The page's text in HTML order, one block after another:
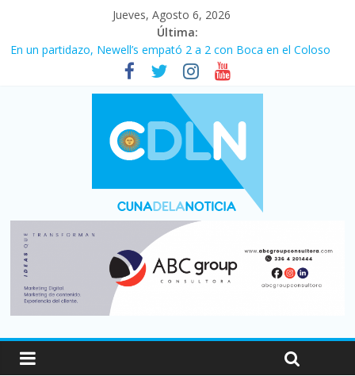
Jueves, Agosto 6, 2026
Última:
En un partidazo, Newell’s empató 2 a 2 con Boca en el Coloso
Vacaciones de invierno con más movimiento y consumo
turístico: 4,6 millones de personas viajaron por el país, un 5,9%
Fuerte caída de la venta de autos usados en julio: bajó un 12,6%
Central venció 1 a 0 al River de Coudet en el Monumental
Pullaro mejora sus relaciones con el Gobierno nacional